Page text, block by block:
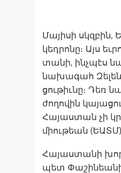
Մայիսի
կեդ­րո­նը։ Այս
տա­նի, ինչպէս
նա­խագահ
ցու­թիւնը։
ժողո­վին
Հա­յաս­տան չի
միու­թեան
Հա­յաս­տա­նի
պետ Փա­շինեանի